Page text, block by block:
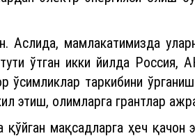
Аслида, мамлакатимизда
ўтган икки йилда
ўсимликлар таркибини
этиш, олимларга грантлар
мақсадларга ҳеч қачон